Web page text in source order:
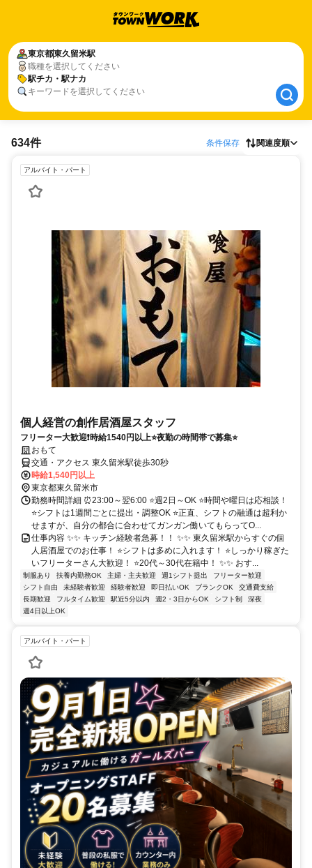
東京都東久留米駅
職種を選択してください
駅チカ・駅ナカ
キーワードを選択してください
東京都東久留米駅
駅チカ・駅ナカ
634件 条件保存 関連度順
アルバイト・パート
個人経営の創作居酒屋スタッフ
フリーター大歓迎❗時給1540円以上⭐夜勤の時間帯で募集⭐
おもて
交通・アクセス 東久留米駅徒歩30秒
時給1,540円以上
東京都東久留米市
勤務時間詳細 ⏰23:00～翌6:00 ⭐週2日～OK ⭐時間や曜日は応相談！
⭐シフトは1週間ごとに提出・調整OK ⭐正直、シフトの融通は超利か
せますが、自分の都合に合わせてガンガン働いてもらってO...
仕事内容 ✨✨ キッチン経験者急募！！ ✨✨ 東久留米駅からすぐの個
人居酒屋でのお仕事！ ⭐シフトは多めに入れます！ ⭐しっかり稼ぎた
いフリーターさん大歓迎！ ⭐20代～30代在籍中！ ✨✨ おす...
制服あり 扶養内勤務OK 主婦・主夫歓迎 週1シフト提出
フリーター歓迎
シフト自由
未経験者歓迎 経験者歓迎 即日払いOK ブランクOK
交通費支給
長期歓迎
フルタイム歓迎 駅近5分以内 週2・3日からOK シフト制
深夜
週4日以上OK
アルバイト・パート